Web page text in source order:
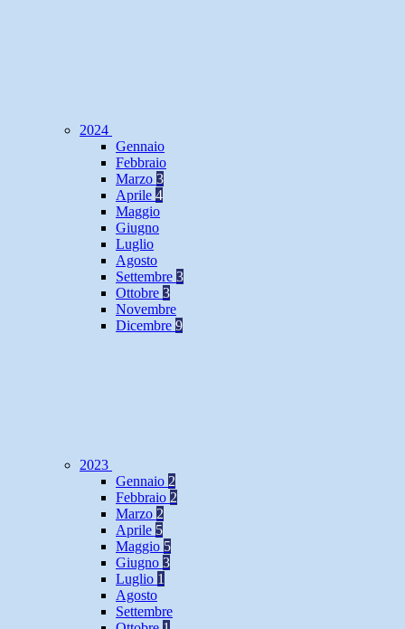
2024
Gennaio
Febbraio
Marzo 3
Aprile 4
Maggio
Giugno
Luglio
Agosto
Settembre 3
Ottobre 3
Novembre
Dicembre 9
2023
Gennaio 2
Febbraio 2
Marzo 2
Aprile 5
Maggio 5
Giugno 3
Luglio 1
Agosto
Settembre